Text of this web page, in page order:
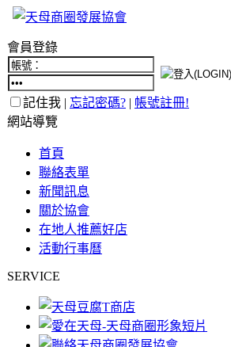
會員登錄
記住我 | 忘記密碼? | 帳號註冊!
網站導覽
首頁
聯絡表單
新聞訊息
關於協會
在地人推薦好店
活動行事曆
SERVICE